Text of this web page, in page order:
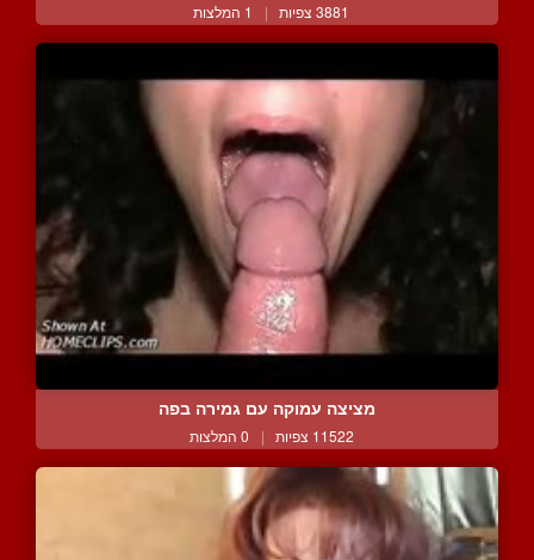
3881 צפיות | 1 המלצות
מציצה עמוקה עם גמירה בפה
11522 צפיות | 0 המלצות